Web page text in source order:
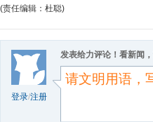
(责任编辑：杜聪)
登录/注册
发表给力评论！看新闻，